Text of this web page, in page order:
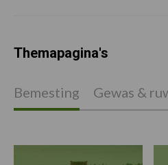
Themapagina's
Bemesting Gewas &